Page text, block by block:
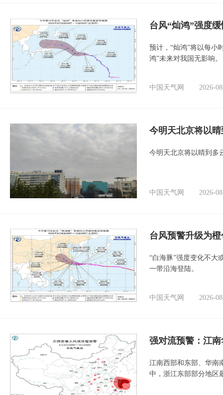
台风“灿鸿”强度
预计，“灿鸿”将以每小
鸿”未来对我国无影响。
中国天气网 2026-
今明天北京将以
今明天北京将以晴到多
中国天气网 2026-
台风预警升级为
“白海豚”强度变化不大
一带沿海登陆。
中国天气网 2026-
强对流预警：江
江南西部和东部、华南
中，浙江东部部分地区